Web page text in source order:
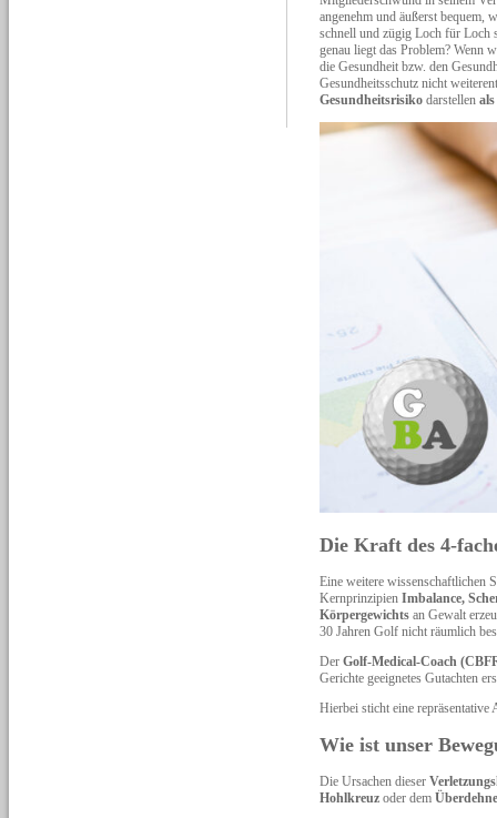
angenehm und äußerst bequem,
schnell und zügig Loch für Loch
genau liegt das Problem? Wenn
die Gesundheit bzw. den
Gesundheitsschutz nicht
Gesundheitsrisiko darstellen
Die Kraft des 4-
Eine weitere wissenschaftlichen
Kernprinzipien Imbalance,
Körpergewichts an Gewalt
30 Jahren Golf nicht räumlich
Der Golf-Medical-Coach
Gerichte geeignetes Gutachten
Hierbei sticht eine repräsentative
Wie ist unser
Die Ursachen dieser
Hohlkreuz oder dem